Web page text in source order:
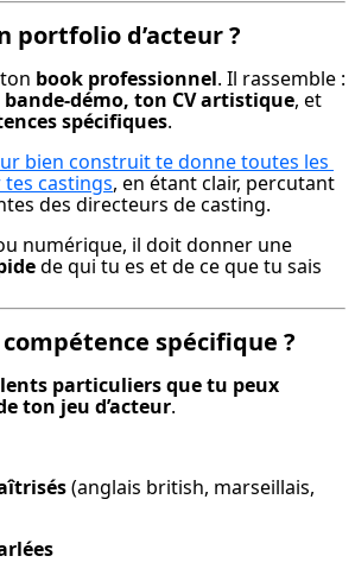
portfolio d’acteur ?
ton book professionnel
démo, ton CV artistique, et
spécifiques.
bien construit te donne toutes les
castings, en étant clair, percutant
des directeurs de casting.
de qui tu es et de ce que tu sais
compétence spécifique ?
particuliers que tu peux
ton jeu d’acteur.
(anglais british, marseillais,